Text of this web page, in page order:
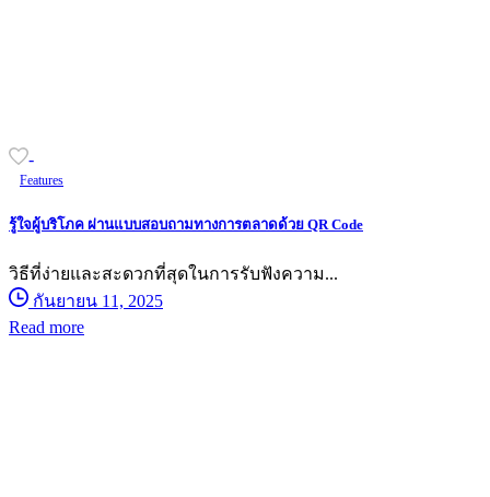
-
Features
รู้ใจผู้บริโภค ผ่านแบบสอบถามทางการตลาดด้วย QR Code
วิธีที่ง่ายและสะดวกที่สุดในการรับฟังความ...
กันยายน 11, 2025
Read more